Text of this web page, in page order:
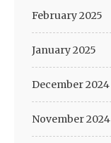
February 2025
January 2025
December 2024
November 2024